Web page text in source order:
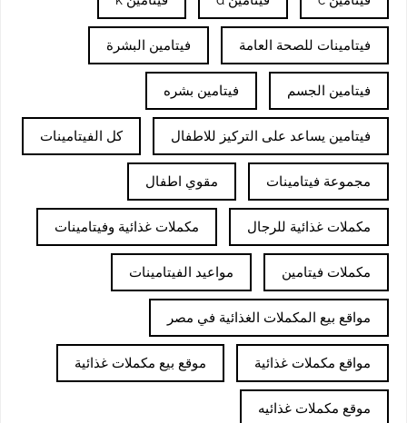
فيتامينات للصحة العامة فيتامين البشرة
فيتامين الجسم فيتامين بشره
فيتامين يساعد على التركيز للاطفال كل الفيتامينات
مجموعة فيتامينات مقوي اطفال
مكملات غذائية للرجال مكملات غذائية وفيتامينات
مكملات فيتامين مواعيد الفيتامينات
مواقع بيع المكملات الغذائية في مصر
مواقع مكملات غذائية موقع بيع مكملات غذائية
موقع مكملات غذائيه